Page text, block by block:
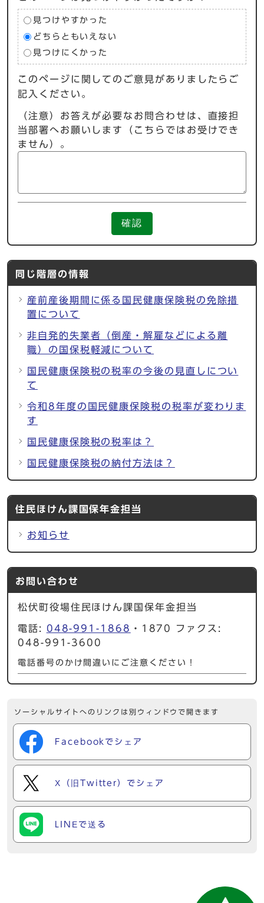
見つけやすかった
どちらともいえない
見つけにくかった
このページに関してのご意見がありましたらご
記入ください。
（注意）お答えが必要なお問合わせは、直接担
当部署へお願いします（こちらではお受けでき
ません）。
確認
同じ階層の情報
産前産後期間に係る国民健康保険税の免除措
置について
非自発的失業者（倒産・解雇などによる離
職）の国保税軽減について
国民健康保険税の税率の今後の見直しについ
て
令和8年度の国民健康保険税の税率が変わりま
す
国民健康保険税の税率は？
国民健康保険税の納付方法は？
住民ほけん課国保年金担当
お知らせ
お問い合わせ
松伏町役場住民ほけん課国保年金担当
電話: 048-991-1868 ・1870 ファクス:
048-991-3600
電話番号のかけ間違いにご注意ください！
ソーシャルサイトへのリンクは別ウィンドウで開きます
Facebookでシェア
X（旧Twitter）でシェア
LINEで送る